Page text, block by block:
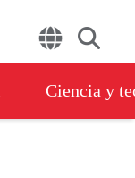
Ciencia y